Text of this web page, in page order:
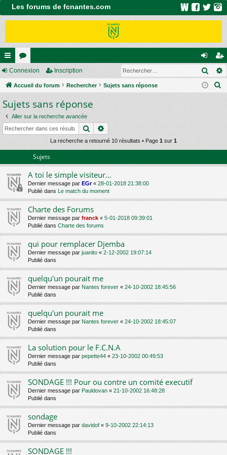
Les forums de fcnantes.com
ac
co
ur
ci
s
or
u
m
s
on
ne
ns
cri
Connexion Inscription
Accueil du forum Rechercher Sujets sans réponse
c
h
Sujets sans réponse
Aller sur la recherche avancée
Rechercher
La recherche a retourné 10 résultats • Page 1 sur 1
Sujets
A toi le simple visiteur...
Dernier message par EGr« 28-01-2018 21:38:00
Publié dans Le match du moment
Charte des Forums
Dernier message par franck « 5-01-2018 09:39:01
Publié dans Charte des forums
qui pour remplacer Djemba
Dernier message par juanito « 2-12-2002 19:07:14
Publié dans
quelqu'un pourait me
Dernier message par Nantes forever « 24-10-2002 18:45:56
Publié dans
quelqu'un pourait me
Dernier message par Nantes forever « 24-10-2002 18:45:07
Publié dans
La solution pour le F.C.N.A
Dernier message par pepette44 « 23-10-2002 00:49:53
Publié dans
SONDAGE !!! Pour ou contre un comité executif
Dernier message par Pauldovan « 21-10-2002 16:48:28
Publié dans
sondage
Dernier message par davidof « 9-10-2002 22:14:13
Publié dans
SONDAGE !!!